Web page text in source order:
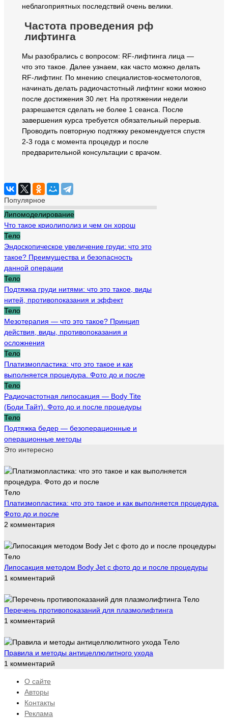
неблагоприятных последствий очень велики.
Частота проведения рф
лифтинга
Мы разобрались с вопросом: RF-лифтинга лица —
что это такое. Далее узнаем, как часто можно делать
RF-лифтинг. По мнению специалистов-косметологов,
начинать делать радиочастотный лифтинг кожи можно
после достижения 30 лет. На протяжении недели
разрешается сделать не более 1 сеанса. После
завершения курса требуется обязательный перерыв.
Проводить повторную подтяжку рекомендуется спустя
2-3 года с момента процедур и после
предварительной консультации с врачом.
Популярное
Липомоделирование
Что такое криолиполиз и чем он хорош
Тело
Эндоскопическое увеличение груди: что это
такое? Преимущества и безопасность
данной операции
Тело
Подтяжка груди нитями: что это такое, виды
нитей, противопоказания и эффект
Тело
Мезотерапия — что это такое? Принцип
действия, виды, противопоказания и
осложнения
Тело
Платизмопластика: что это такое и как
выполняется процедура. Фото до и после
Тело
Радиочастотная липосакция — Body Tite
(Боди Тайт). Фото до и после процедуры
Тело
Подтяжка бедер — безоперационные и
операционные методы
Это интересно
Тело
Платизмопластика: что это такое и как выполняется процедура.
Фото до и после
2 комментария
Тело
Липосакция методом Body Jet с фото до и после процедуры
1 комментарий
Тело
Перечень противопоказаний для плазмолифтинга
1 комментарий
Тело
Правила и методы антицеллюлитного ухода
1 комментарий
О сайте
Авторы
Контакты
Реклама